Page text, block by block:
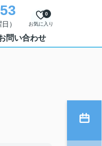
） お気に入り
0
問い合わせ